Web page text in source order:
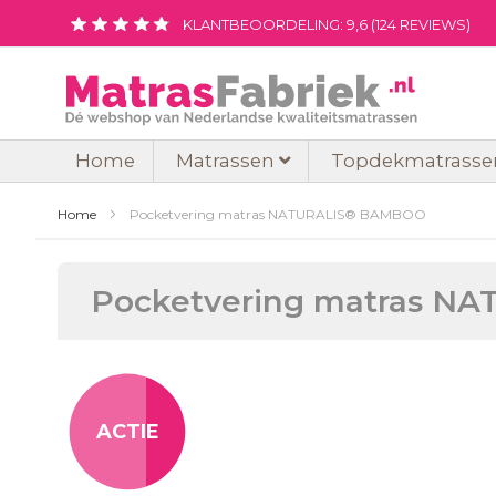
naar
inhoud
KLANTBEOORDELING: 9,6 (124 REVIEWS)
Home Matrassen
Home Pocketvering matras NATURALIS® BAMBOO
Pocketvering matras
naar
het
einde
van
ACTIE